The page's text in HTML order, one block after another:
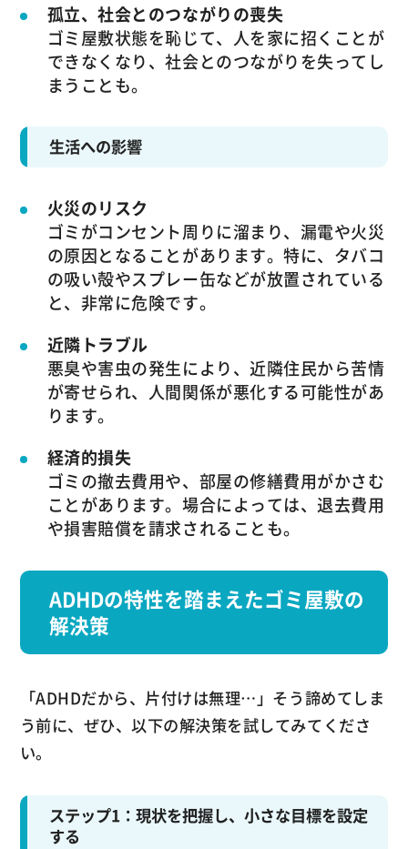
孤立、社会とのつながりの喪失
ゴミ屋敷状態を恥じて、人を家に招くことが
できなくなり、社会とのつながりを失ってし
まうことも。
生活への影響
火災のリスク
ゴミがコンセント周りに溜まり、漏電や火災
の原因となることがあります。特に、タバコ
の吸い殻やスプレー缶などが放置されている
と、非常に危険です。
近隣トラブル
悪臭や害虫の発生により、近隣住民から苦情
が寄せられ、人間関係が悪化する可能性があ
ります。
経済的損失
ゴミの撤去費用や、部屋の修繕費用がかさむ
ことがあります。場合によっては、退去費用
や損害賠償を請求されることも。
ADHDの特性を踏まえたゴミ屋敷の
解決策
「ADHDだから、片付けは無理…」そう諦めてしま
う前に、ぜひ、以下の解決策を試してみてくださ
い。
ステップ1：現状を把握し、小さな目標を設定
する